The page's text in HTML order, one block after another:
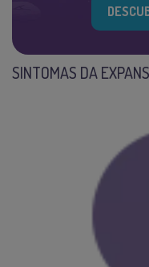
SINTOMAS DA